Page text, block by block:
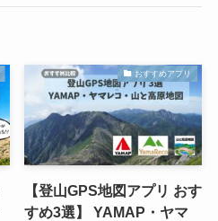
おすすめアプリ
【登山GPS地図アプリ おす
すめ3選】 YAMAP・ヤマ